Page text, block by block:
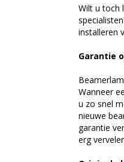
Wilt u toch
installeren
Garantie
Wanneer
u zo snel
nieuwe
garantie
erg